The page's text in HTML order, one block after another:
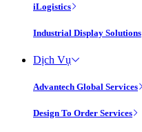
iLogistics
Industrial Display Solutions
Dịch Vụ
Advantech Global Services
Design To Order Services